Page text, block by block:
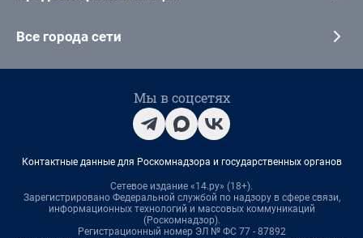
Все города сети
Мы в соцсетях
Контактные данные для Роскомнадзора и государственных органов
Сетевое издание «14.ру» (18+).
Зарегистрировано Федеральной службой по надзору в сфере связи,
информационных технологий и массовых коммуникаций
(Роскомнадзор).
Регистрационный номер ЭЛ № ФС 77 - 87892